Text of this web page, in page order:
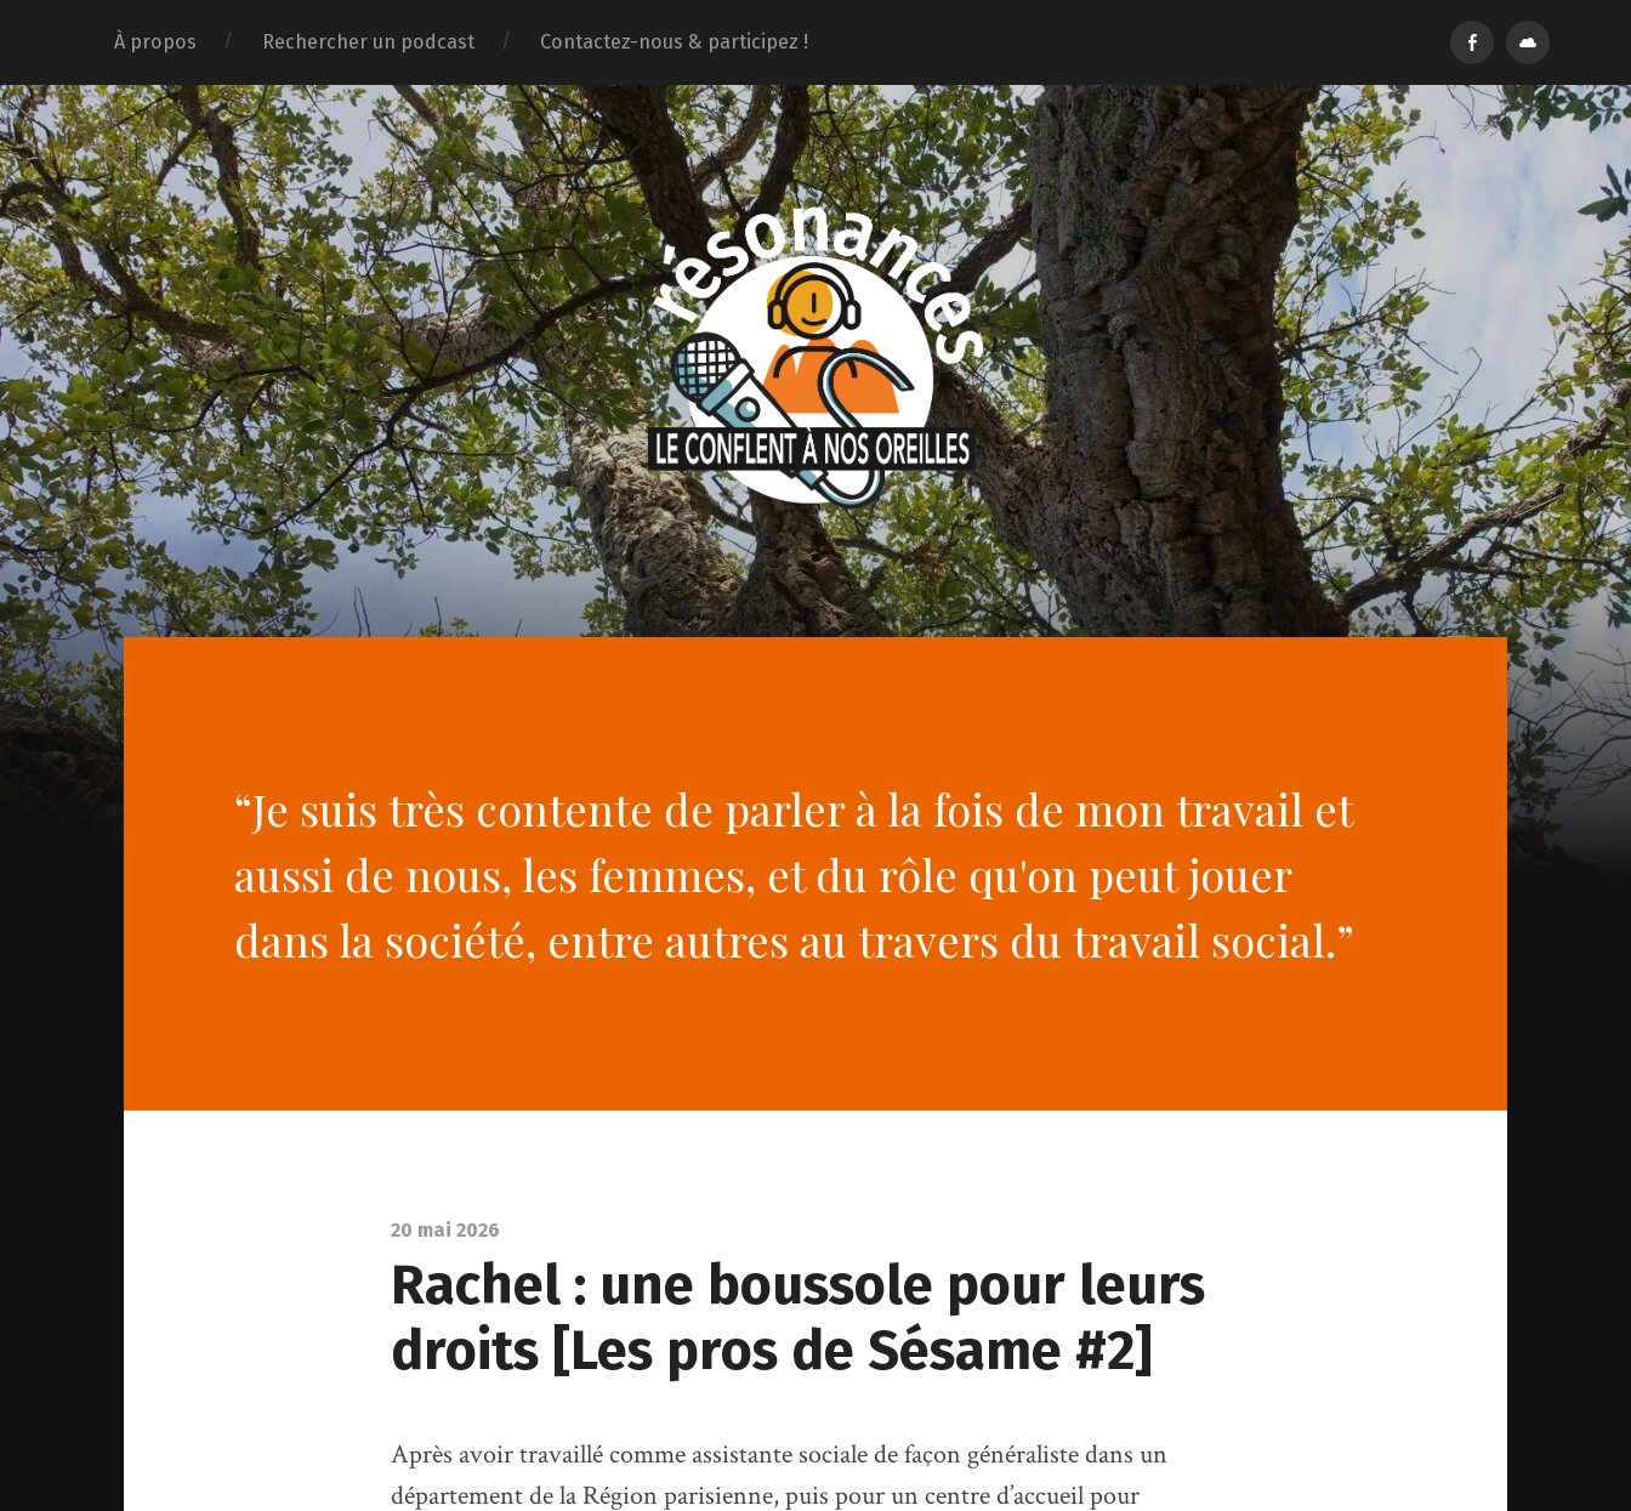
À propos Rechercher un podcast Contactez-nous & participez !
“Je suis très contente de parler à la fois de mon travail et
aussi de nous, les femmes, et du rôle qu'on peut jouer
dans la société, entre autres au travers du travail social.”
20 mai 2026
Rachel : une boussole pour leurs
droits [Les pros de Sésame #2]
Après avoir travaillé comme assistante sociale de façon généraliste dans un
département de la Région parisienne, puis pour un centre d’accueil pour